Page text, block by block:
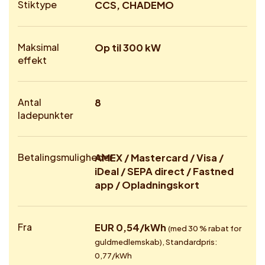
Stiktype CCS, CHADEMO
Maksimal
effekt
Op til 300 kW
Antal
ladepunkter
8
BetalingsmulighederAMEX / Mastercard / Visa /
iDeal / SEPA direct / Fastned
app / Opladningskort
Fra EUR 0,54/kWh (med 30 % rabat for
guldmedlemskab), Standardpris:
0,77/kWh